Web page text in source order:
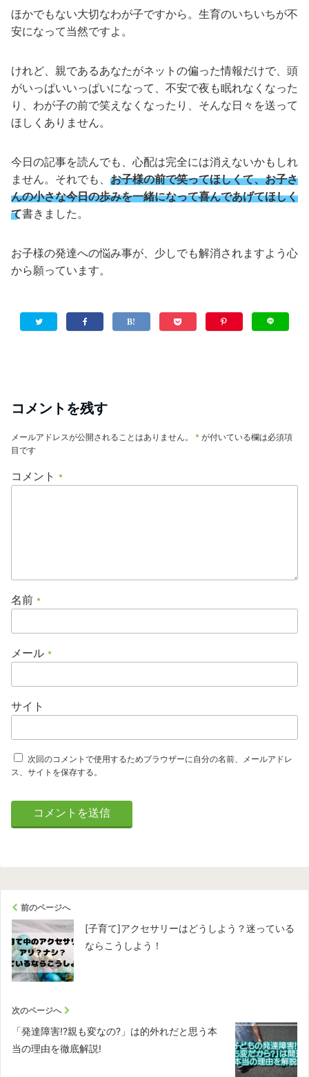
ほかでもない大切なわが子ですから。生育のいちいちが不
安になって当然ですよ。
けれど、親であるあなたがネットの偏った情報だけで、頭
がいっぱいいっぱいになって、不安で夜も眠れなくなった
り、わが子の前で笑えなくなったり、そんな日々を送って
ほしくありません。
今日の記事を読んでも、心配は完全には消えないかもしれ
ません。それでも、 お子様の前で笑ってほしくて、お子さ
んの小さな今日の歩みを一緒になって喜んであげてほしく
て書きました。
お子様の発達への悩み事が、少しでも解消されますよう心
から願っています。
コメントを残す
メールアドレスが公開されることはありません。 * が付いている欄は必須項
目です
コメント *
名前 *
メール *
サイト
次回のコメントで使用するためブラウザーに自分の名前、メールアドレ
ス、サイトを保存する。
前のページへ
[子育て]アクセサリーはどうしよう？迷っている
ならこうしよう！
次のページへ
「発達障害!?親も変なの?」は的外れだと思う本
当の理由を徹底解説!